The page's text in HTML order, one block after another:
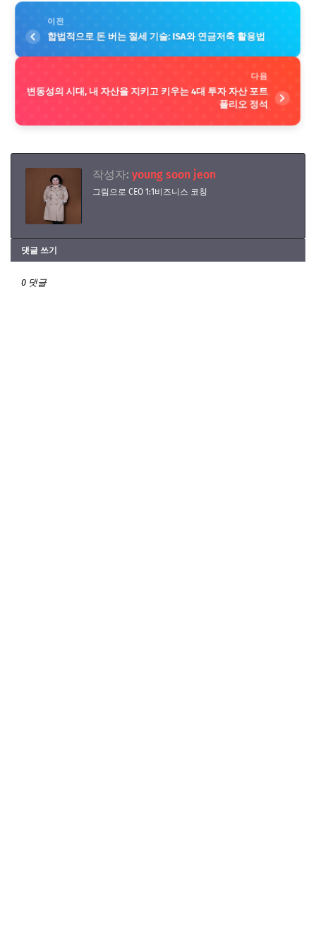
이전
합법적으로 돈 버는 절세 기술: ISA와 연금저축 활용법
다음
변동성의 시대, 내 자산을 지키고 키우는 4대 투자 자산 포트
폴리오 정석
작성자: young soon jeon
그림으로 CEO 1:1비즈니스 코칭
댓글 쓰기
0 댓글